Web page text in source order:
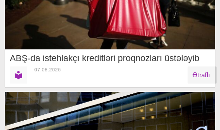
ABŞ-da istehlakçı kreditləri proqnozları üstələyib
07.08.2026
Ətraflı